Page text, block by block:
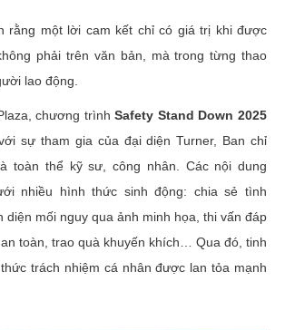
rằng một lời cam kết chỉ có giá trị khi được
phải trên văn bản, mà trong từng thao
lao động.
chương trìnhSafety Stand Down 2025
sự tham gia của đại diện Turner, Ban chỉ
toàn thể kỹ sư, công nhân. Các nội dung
nhiều hình thức sinh động: chia sẻ tình
diện mối nguy qua ảnh minh họa, thi vấn đáp
toàn, trao quà khuyến khích… Qua đó, tinh
trách nhiệm cá nhân được lan tỏa mạnh